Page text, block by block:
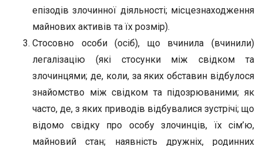
епізодів злочинної діяльності; місцезнаходження
майнових активів та їх розмір).
Стосовно особи (осіб), що вчинила (вчинили)
легалізацію (які стосунки між свідком та
злочинцями; де, коли, за яких обставин відбулося
знайомство між свідком та підозрюваними; як
часто, де, з яких приводів відбувалися зустрічі; що
відомо свідку про особу злочинців, їх сім’ю,
майновий стан; наявність дружніх, родинних